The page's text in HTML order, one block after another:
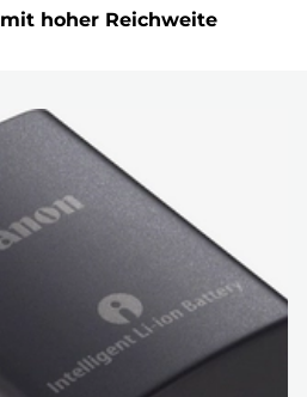
hoher Reichweite